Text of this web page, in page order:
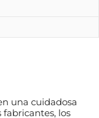
una cuidadosa
los